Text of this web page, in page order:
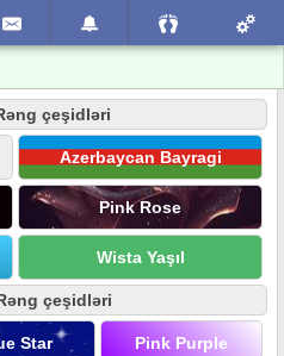
çeşidləri
Azerbaycan Bayragi
Pink Rose
Wista Yaşıl
çeşidləri
Star Pink Purple